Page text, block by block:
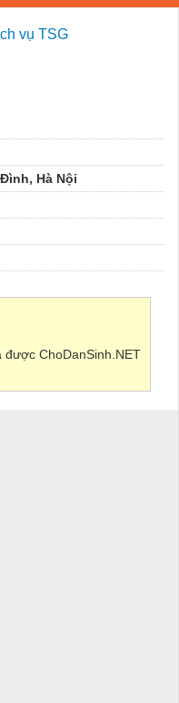
vụ TSG
Hà Nội
ChoDanSinh.NET